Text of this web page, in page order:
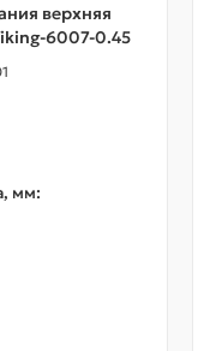
верхняя
6007-0.45
мм: